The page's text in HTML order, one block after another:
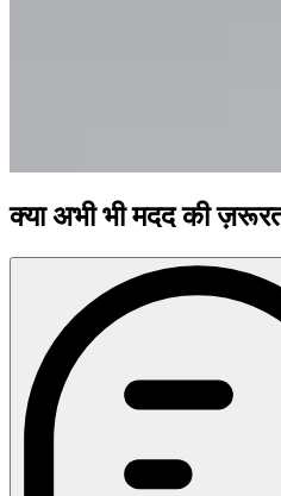
क्या अभी भी मदद की